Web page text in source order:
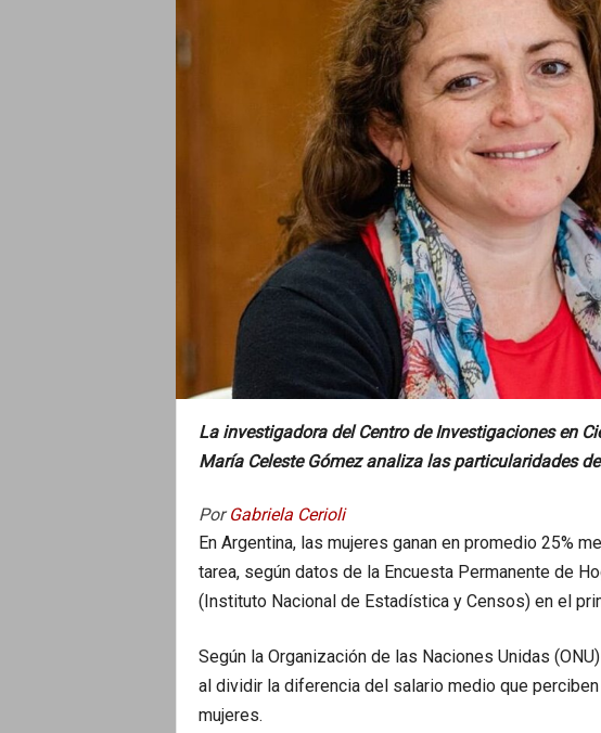
La investigadora del Centro de Investigaciones en
María Celeste Gómez analiza las particularidades
PorGabriela Cerioli
En Argentina, las mujeres ganan en promedio 25%
tarea, según datos de la Encuesta Permanente de
(Instituto Nacional de Estadística y Censos) en el
Según la Organización de las Naciones Unidas
al dividir la diferencia del salario medio que
mujeres.